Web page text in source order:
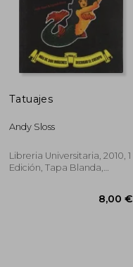
18,50 € 5%
dcto.
Tatuajes
Andy Sloss
Libreria Universitaria, 2010, 1
Edición, Tapa Blanda,